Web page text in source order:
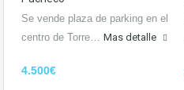
Se vende plaza de parking en el
centro de Torre… Mas detalle
4.500€